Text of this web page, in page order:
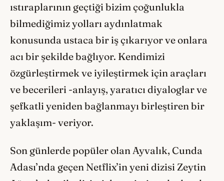
ıstıraplarının geçtiği bizim çoğunlukla
bilmediğimiz yolları aydınlatmak
konusunda ustaca bir iş çıkarıyor ve onlara
acı bir şekilde bağlıyor. Kendimizi
özgürleştirmek ve iyileştirmek için araçları
ve becerileri -anlayış, yaratıcı diyaloglar ve
şefkatli yeniden bağlanmayı birleştiren bir
yaklaşım- veriyor.
Son günlerde popüler olan Ayvalık, Cunda
Adası’nda geçen Netflix’in yeni dizisi Zeytin